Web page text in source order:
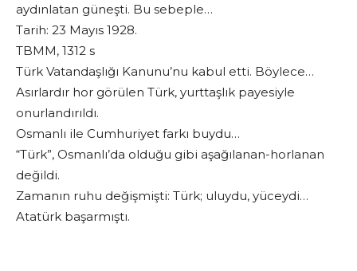
aydınlatan güneşti. Bu sebeple…
Tarih: 23 Mayıs 1928.
TBMM, 1312 s
Türk Vatandaşlığı Kanunu’nu kabul etti. Böylece…
Asırlardır hor görülen Türk, yurttaşlık payesiyle
onurlandırıldı.
Osmanlı ile Cumhuriyet farkı buydu…
“Türk”, Osmanlı’da olduğu gibi aşağılanan-horlanan
değildi.
Zamanın ruhu değişmişti: Türk; uluydu, yüceydi…
Atatürk başarmıştı.